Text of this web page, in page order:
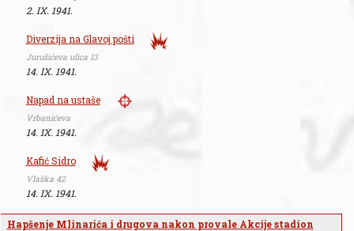
2. IX. 1941.
Diverzija na Glavoj pošti
Jurušićeva ulica 13
14. IX. 1941.
Napad na ustaše
Vrbanićeva
14. IX. 1941.
Kafić Sidro
Vlaška 42
14. IX. 1941.
Hapšenje Mlinarića i drugova nakon provale Akcije stadion